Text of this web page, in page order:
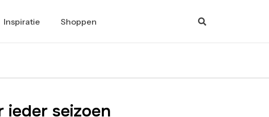
Inspiratie Shoppen
seizoen